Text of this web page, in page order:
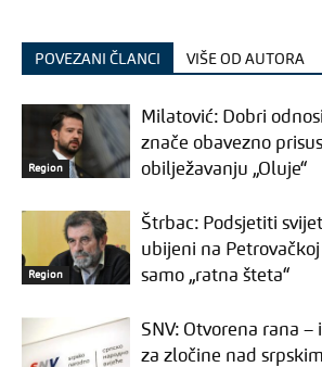
POVEZANI ČLANCI VIŠE OD AUTORA
Region
Milatović: Dobri
znače obavezno
obilježavanju „Oluje“
Region
Štrbac: Podsjetiti
ubijeni na
samo „ratna šteta“
SNV: Otvorena rana –
za zločine nad